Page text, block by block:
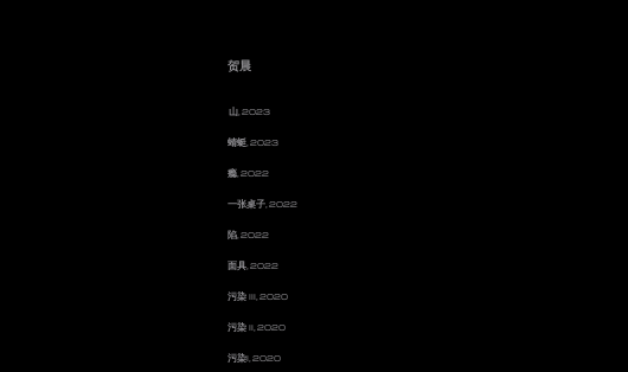
贺晨
山, 2023
蜻蜓, 2023
瘾, 2022
一张桌子, 2022
陷, 2022
面具, 2022
污染 III, 2020
污染 II, 2020
污染I, 2020